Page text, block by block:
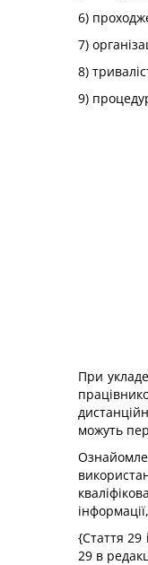
6)
7)
8)
9)
При
можуть
{Стаття 29
29 в